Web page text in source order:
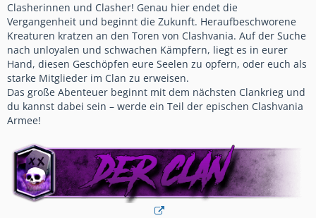
Clasherinnen und Clasher! Genau hier endet die
Vergangenheit und beginnt die Zukunft. Heraufbeschworene
Kreaturen kratzen an den Toren von Clashvania. Auf der Suche
nach unloyalen und schwachen Kämpfern, liegt es in eurer
Hand, diesen Geschöpfen eure Seelen zu opfern, oder euch als
starke Mitglieder im Clan zu erweisen.
Das große Abenteuer beginnt mit dem nächsten Clankrieg und
du kannst dabei sein – werde ein Teil der epischen Clashvania
Armee!